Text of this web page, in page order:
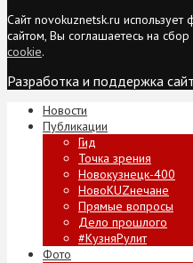
Сайт novokuznetsk.ru
сайтом, Вы соглашаетесь на
cookie.
Разработка и поддержка
Новости
Публикации
Гид
Точка зрения
Новокузнецк-400
НовоKUZнечане
Прямые вопросы
Дело прошлого
#КузняРулит
Фото